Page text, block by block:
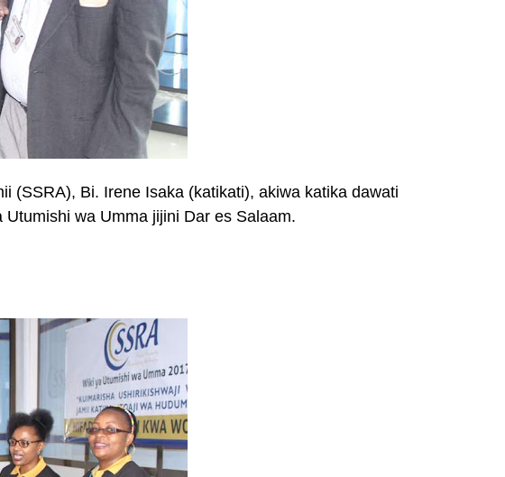
(SSRA), Bi. Irene Isaka (katikati), akiwa katika dawati
wa Umma jijini Dar es Salaam.